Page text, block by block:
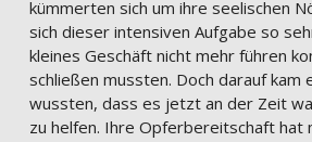
kümmerten sich um ihre seelischen
sich dieser intensiven Aufgabe so
kleines Geschäft nicht mehr führen
schließen mussten. Doch darauf kam
wussten, dass es jetzt an der Zeit
zu helfen. Ihre Opferbereitschaft hat